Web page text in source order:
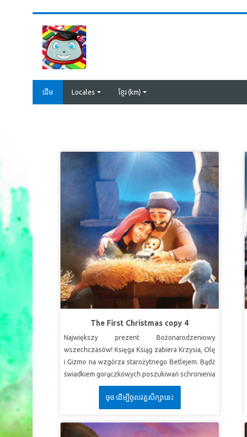
ដើម Locales ខ្មែរ ‎(km)‎
The First Christmas copy 4
Największy prezent Bożonarodzeniowy
wszechczasów! Księga Ksiąg zabiera Krzysia, Olę
i Gizmo na wzgórza starożytnego Betlejem. Bądź
świadkiem gorączkowych poszukiwań schronienia
przez Marię i Józefa, zanim urodzi się ich dziecko.
Odkryj nikczemny spisek, który naraża rodzinę
Jezusa na niebezpieczeństwo. Doświadcz cudu,
gdy aniołowie i pasterze oddają cześć
nowonarodzonemu Królowi leżącemu w żłobie.
ចុច ដើម្បីចូលវគ្គសិក្សានេះ